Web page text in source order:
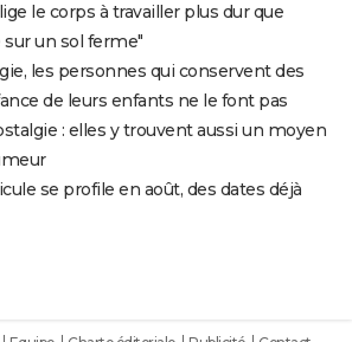
le corps à travailler plus dur que
un sol ferme"
les personnes qui conservent des
de leurs enfants ne le font pas
: elles y trouvent aussi un moyen
se profile en août, des dates déjà